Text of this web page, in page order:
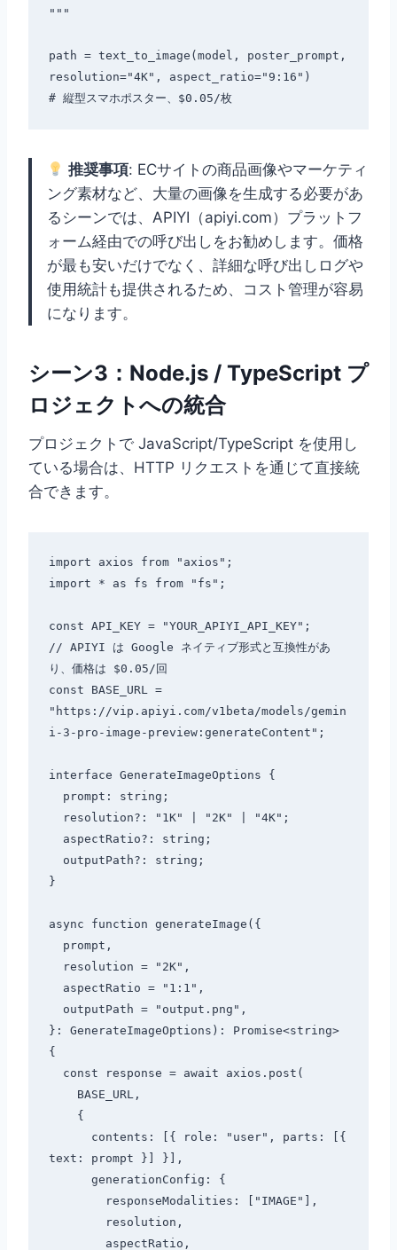
"""
path = text_to_image(model, poster_prompt,
resolution="4K", aspect_ratio="9:16")
# 縦型スマホポスター、$0.05/枚
推奨事項: ECサイトの商品画像やマーケティ
ング素材など、大量の画像を生成する必要があ
るシーンでは、APIYI（apiyi.com）プラットフ
ォーム経由での呼び出しをお勧めします。価格
が最も安いだけでなく、詳細な呼び出しログや
使用統計も提供されるため、コスト管理が容易
になります。
シーン3：Node.js / TypeScript プ
ロジェクトへの統合
プロジェクトで JavaScript/TypeScript を使用し
ている場合は、HTTP リクエストを通じて直接統
合できます。
import axios from "axios";
import * as fs from "fs";
const API_KEY = "YOUR_APIYI_API_KEY";
// APIYI は Google ネイティブ形式と互換性があ
り、価格は $0.05/回
const BASE_URL =
"https://vip.apiyi.com/v1beta/models/gemin
i-3-pro-image-preview:generateContent";
interface GenerateImageOptions {
}
async function generateImage({
}: GenerateImageOptions): Promise<string>
{
text: prompt }] }],